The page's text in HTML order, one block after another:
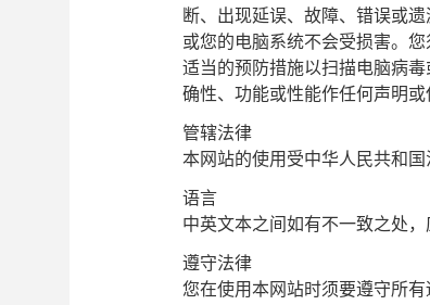
断、出现延误、故障、错误或
或您的电脑系统不会受损害。
适当的预防措施以扫描电脑病
确性、功能或性能作任何声明或
管辖法律
本网站的使用受中华人民共和国
语言
中英文本之间如有不一致之处，
遵守法律
您在使用本网站时须要遵守所